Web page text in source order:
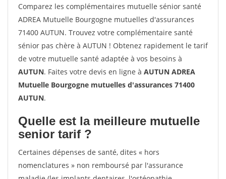
Comparez les complémentaires mutuelle sénior santé
ADREA Mutuelle Bourgogne mutuelles d'assurances
71400 AUTUN. Trouvez votre complémentaire santé
sénior pas chère à AUTUN ! Obtenez rapidement le tarif
de votre mutuelle santé adaptée à vos besoins à
AUTUN. Faites votre devis en ligne à AUTUN ADREA
Mutuelle Bourgogne mutuelles d'assurances 71400
AUTUN.
Quelle est la meilleure mutuelle
senior tarif ?
Certaines dépenses de santé, dites « hors
nomenclatures » non remboursé par l'assurance